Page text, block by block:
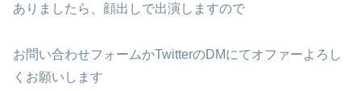
ありましたら、顔出しで出演しますので
お問い合わせフォームかTwitterのDMにてオファーよろし
くお願いします